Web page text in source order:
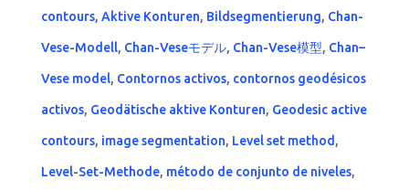
contours, Aktive Konturen, Bildsegmentierung, Chan-
Vese-Modell, Chan-Veseモデル, Chan-Vese模型, Chan–
Vese model, Contornos activos, contornos geodésicos
activos, Geodätische aktive Konturen, Geodesic active
contours, image segmentation, Level set method ,
Level-Set-Methode, método de conjunto de niveles,